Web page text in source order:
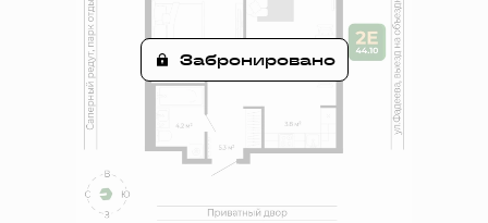
Забронировано